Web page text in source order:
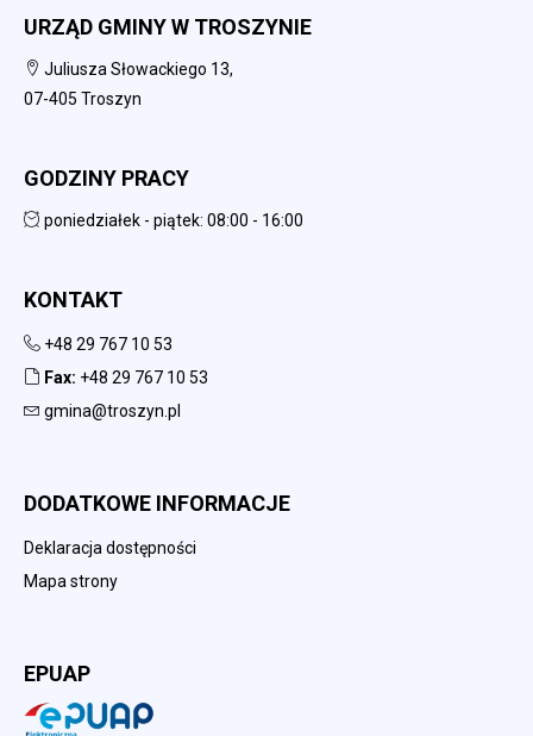
URZĄD GMINY W TROSZYNIE
Juliusza Słowackiego 13,
07-405 Troszyn
GODZINY PRACY
poniedziałek - piątek: 08:00 - 16:00
KONTAKT
+48 29 767 10 53
Fax: +48 29 767 10 53
gmina@troszyn.pl
DODATKOWE INFORMACJE
Deklaracja dostępności
Mapa strony
EPUAP